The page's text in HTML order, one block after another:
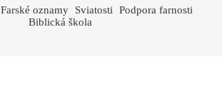
Farské oznamy Sviatosti
Podpora farnosti
Biblická škola